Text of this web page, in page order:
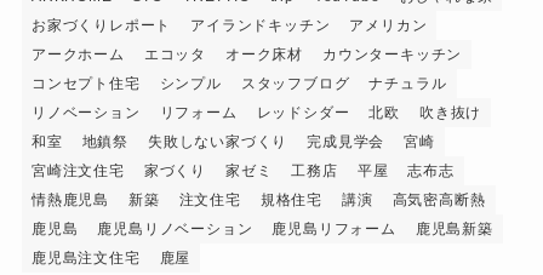
お家づくりレポート
アイランドキッチン
アメリカン
アークホーム
エコッタ オーク床材
カウンターキッチン
コンセプト住宅
シンプル スタッフブログ
ナチュラル
リノベーション
リフォーム レッドシダー 北欧
吹き抜け
和室
地鎮祭 失敗しない家づくり 完成見学会
宮崎
宮崎注文住宅
家づくり 家ゼミ 工務店 平屋
志布志
情熱鹿児島
新築 注文住宅 規格住宅 講演
高気密高断熱
鹿児島
鹿児島リノベーション 鹿児島リフォーム
鹿児島新築
鹿児島注文住宅
鹿屋